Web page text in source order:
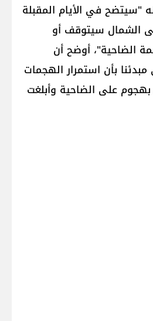
"سيتضح في الأيام المقبلة
الشمال سيتوقف أو
الضاحية"، أوضح أن
بأن استمرار الهجمات
على الضاحية وأبلغت